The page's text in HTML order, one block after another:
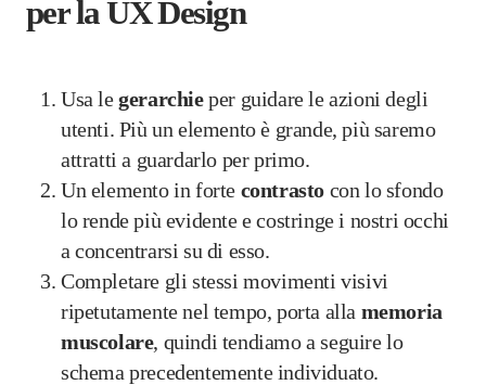
per la UX Design
Usa legerarchieper guidare le azioni degli
utenti. Più un elemento è grande, più saremo
attratti a guardarlo per primo.
Un elemento in forte contrasto con lo sfondo
lo rende più evidente e costringe i nostri occhi
a concentrarsi su di esso.
Completare gli stessi movimenti visivi
ripetutamente nel tempo, porta alla memoria
muscolare, quindi tendiamo a seguire lo
schema precedentemente individuato.